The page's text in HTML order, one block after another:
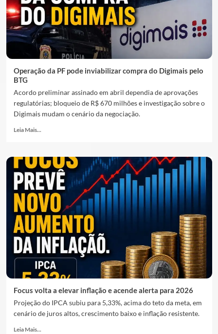
Operação da PF pode inviabilizar compra do Digimais pelo
BTG
Acordo preliminar assinado em abril dependia de aprovações
regulatórias; bloqueio de R$ 670 milhões e investigação sobre o
Digimais mudam o cenário da negociação.
Leia Mais...
Focus volta a elevar inflação e acende alerta para 2026
Projeção do IPCA subiu para 5,33%, acima do teto da meta, em
cenário de juros altos, crescimento baixo e inflação resistente.
Leia Mais...